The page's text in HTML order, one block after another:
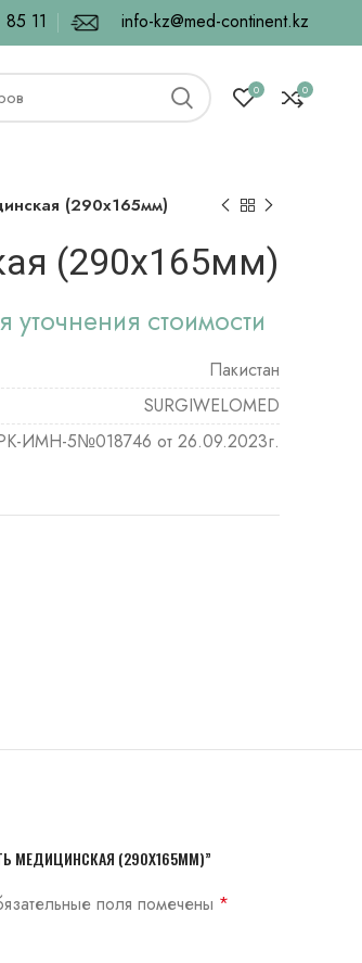
11 info-kz@med-continent.kz
0 0
(290х165мм)
(290х165мм)
стоимости
Пакистан
SURGIWELOMED
ИМН-5№018746 от 26.09.2023г.
МЕДИЦИНСКАЯ (290Х165ММ)”
поля помечены *